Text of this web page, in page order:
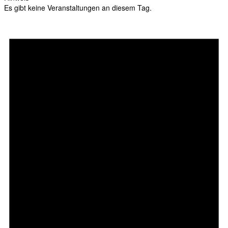
Es gibt keine Veranstaltungen an diesem Tag.